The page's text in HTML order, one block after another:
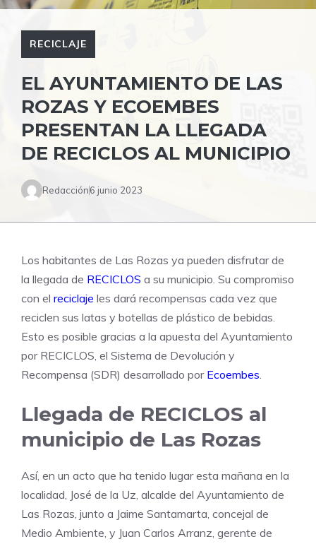
RECICLAJE
EL AYUNTAMIENTO DE LAS
ROZAS Y ECOEMBES
PRESENTAN LA LLEGADA
DE RECICLOS AL MUNICIPIO
Redacción6 junio 2023
Los habitantes de Las Rozas ya pueden disfrutar de
la llegada de RECICLOS a su municipio. Su compromiso
con el reciclaje les dará recompensas cada vez que
reciclen sus latas y botellas de plástico de bebidas.
Esto es posible gracias a la apuesta del Ayuntamiento
por RECICLOS, el Sistema de Devolución y
Recompensa (SDR) desarrollado por Ecoembes.
Llegada de RECICLOS al
municipio de Las Rozas
Así, en un acto que ha tenido lugar esta mañana en la
localidad, José de la Uz, alcalde del Ayuntamiento de
Las Rozas, junto a Jaime Santamarta, concejal de
Medio Ambiente, y Juan Carlos Arranz, gerente de